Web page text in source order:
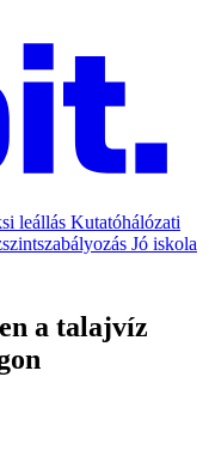
leállás Kutatóhálózati
Jó iskola
a talajvíz